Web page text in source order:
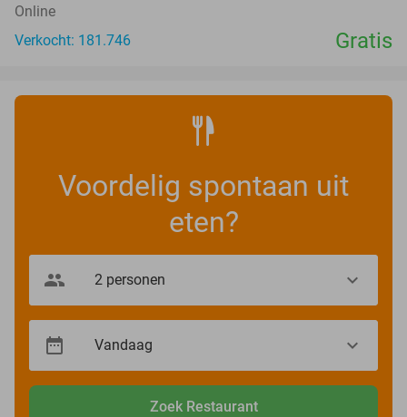
Online
Verkocht: 181.746
Gratis
Voordelig spontaan uit
eten?
Zoek Restaurant